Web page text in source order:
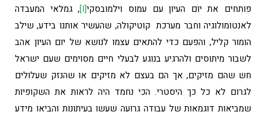
פותחים את יום העיון עם עמוס וילמובסקי[i] , גמלאי המעבדה
לאנטומולוגיה וחבר מערכת קוטיקולה, שהעשיר אותנו בידע, שילב
הומור קליל, והפעם כדי להתאים עצמו לנושא של יום העיון אהב
לשבור מיתוסים ולהרגיע בנוגע לבעלי חיים מסוימים שעם ישראל
חש שהם מזיקים, אך הם בעצם לא מזיקים או שהנזק שעלולים
לגרום לא כל כך היסטרי. הכי נחמד היה לראות את השקופיות
שמביאות דוגמאות של עבודה גרועה שעשו בעיתונות והביאו מידע